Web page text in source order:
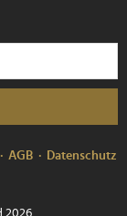
AGB
Datenschutz